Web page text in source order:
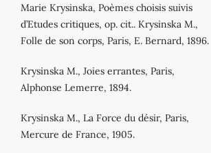
Marie Krysinska, Poèmes choisis suivis
d’Etudes critiques, op. cit.. Krysinska M.,
Folle de son corps, Paris, E. Bernard, 1896.
Krysinska M., Joies errantes, Paris,
Alphonse Lemerre, 1894.
Krysinska M., La Force du désir, Paris,
Mercure de France, 1905.